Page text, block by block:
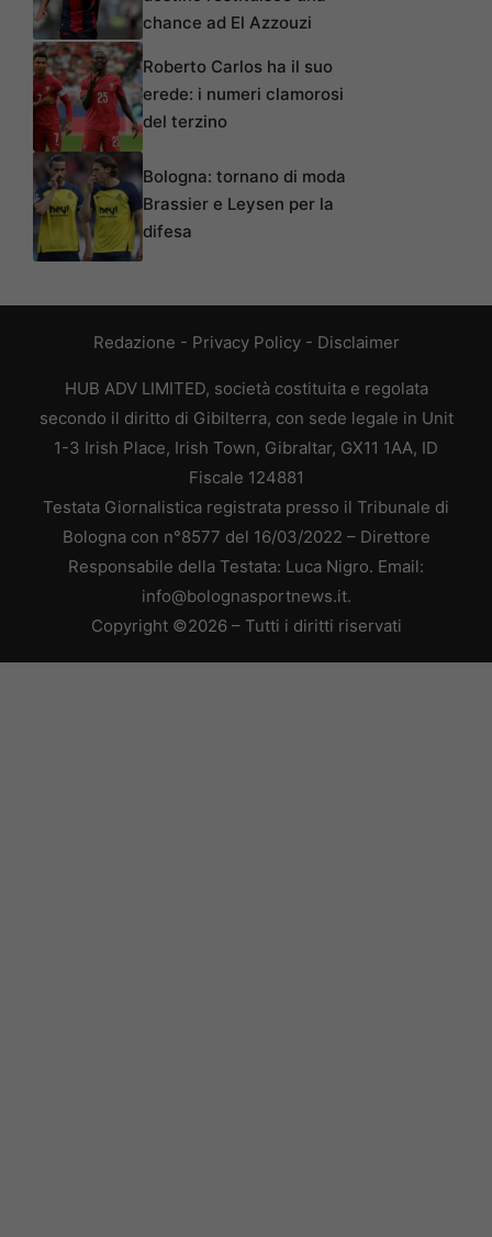
chance ad El Azzouzi
Roberto Carlos ha il suo
erede: i numeri clamorosi
del terzino
Bologna: tornano di moda
Brassier e Leysen per la
difesa
Redazione - Privacy Policy- Disclaimer
HUB ADV LIMITED, società costituita e regolata
secondo il diritto di Gibilterra, con sede legale in Unit
1-3 Irish Place, Irish Town, Gibraltar, GX11 1AA, ID
Fiscale 124881
Testata Giornalistica registrata presso il Tribunale di
Bologna con n°8577 del 16/03/2022 – Direttore
Responsabile della Testata: Luca Nigro. Email:
info@bolognasportnews.it.
Copyright ©2026 – Tutti i diritti riservati